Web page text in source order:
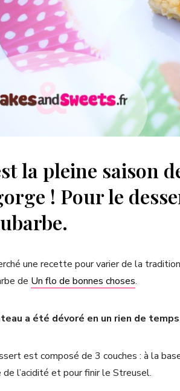
la pleine saison
! Pour le
une recette pour varier de la
de Un flo de bonnes choses.
a été dévoré en un rien de
est composé de 3 couches : à la
de l’acidité et pour finir le Streusel.